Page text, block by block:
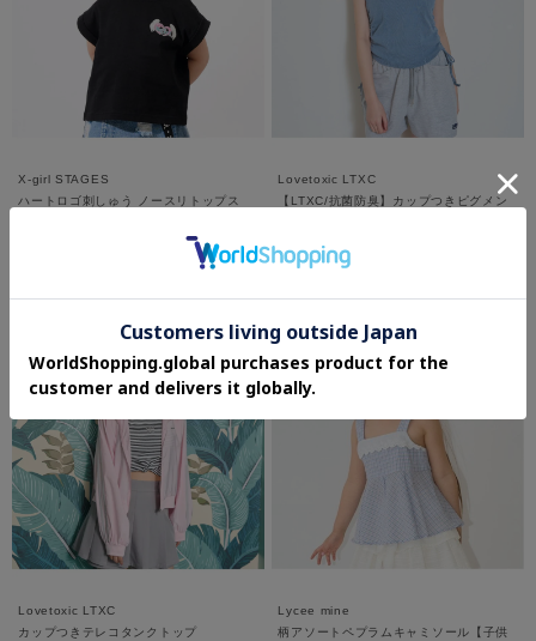
X-girl STAGES
ハートロゴ刺しゅう ノースリトップス
Lovetoxic LTXC
【LTXC/抗菌防臭】カップつきピグメン
Lovetoxic LTXC
カップつきテレコタンクトップ
Lycee mine
柄アソートペプラムキャミソール【子供